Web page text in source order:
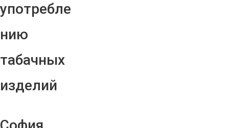
употребле
нию
табачных
изделий